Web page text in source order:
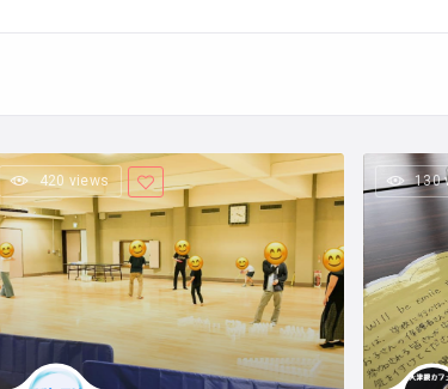
420 views 130